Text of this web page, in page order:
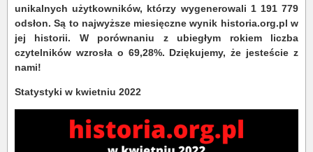
unikalnych użytkowników, którzy wygenerowali 1 191 779
odsłon. Są to najwyższe miesięczne wynik historia.org.pl w
jej historii. W porównaniu z ubiegłym rokiem liczba
czytelników wzrosła o 69,28%. Dziękujemy, że jesteście z
nami!
Statystyki w kwietniu 2022